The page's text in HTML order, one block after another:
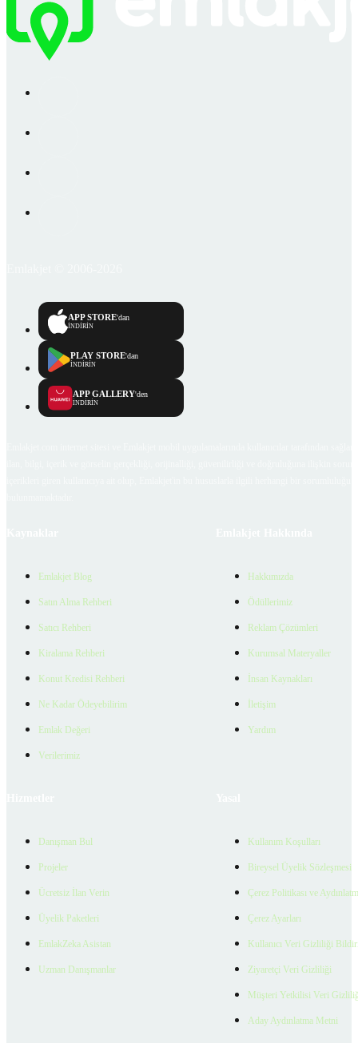
APP STORE'dan
İNDİRİN
PLAY STORE'dan
İNDİRİN
APP GALLERY'den
İNDİRİN
Emlakjet Blog
Satın Alma Rehberi
Satıcı Rehberi
Kiralama Rehberi
Konut Kredisi Rehberi
Ne Kadar Ödeyebilirim
Emlak Değeri
Verilerimiz
Hakkımızda
Ödüllerimiz
Reklam Çözümleri
Kurumsal Materyaller
İnsan Kaynakları
İletişim
Yardım
Danışman Bul
Projeler
Ücretsiz İlan Verin
Üyelik Paketleri
EmlakZeka Asistan
Uzman Danışmanlar
Kullanım Koşulları
Bireysel Üyelik Sözleşmesi
Çerez Politikası ve
Çerez Ayarları
Kullanıcı Veri Gizliliği
Ziyaretçi Veri Gizliliği
Müşteri Yetkilisi Veri
Aday Aydınlatma Metni